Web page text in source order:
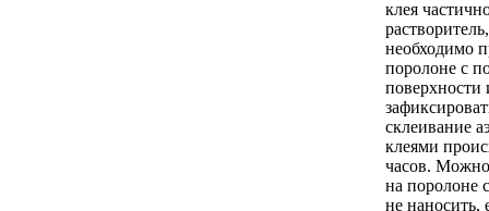
клея
необходимо
поролоне с
поверхности
склеивание
клеями
часов.
на поролоне
не наносить,